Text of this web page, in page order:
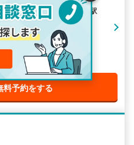
立川南駅 / 立川駅 / 立川北駅
立川南駅から徒歩2分
料予約をする